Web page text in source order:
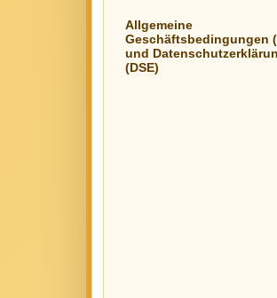
Allgemeine
Geschäftsbedingungen
und
(DSE)